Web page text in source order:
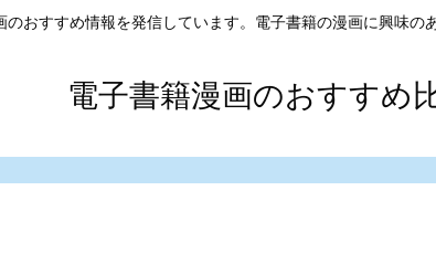
のおすすめ情報を発信しています。電子書籍の漫画に興味の
電子書籍漫画のおすすめ